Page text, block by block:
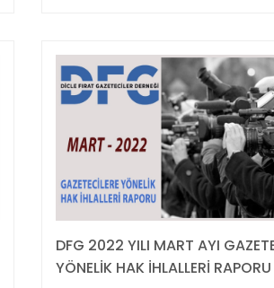
DFG 2022 YILI MART AYI
YÖNELİK HAK İHLALLERİ RAPORU